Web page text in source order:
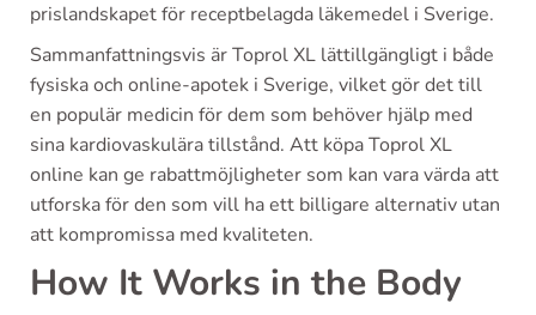
prislandskapet för receptbelagda läkemedel i Sverige.
Sammanfattningsvis är Toprol XL lättillgängligt i både
fysiska och online-apotek i Sverige, vilket gör det till
en populär medicin för dem som behöver hjälp med
sina kardiovaskulära tillstånd. Att köpa Toprol XL
online kan ge rabattmöjligheter som kan vara värda att
utforska för den som vill ha ett billigare alternativ utan
att kompromissa med kvaliteten.
How It Works in the Body